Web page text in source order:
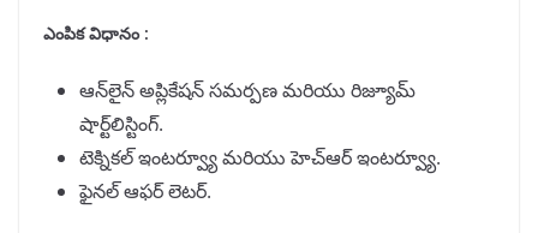
ఎంపిక విధానం :
ఆన్‌లైన్ అప్లికేషన్ సమర్పణ మరియు రిజ్యూమ్
షార్ట్‌లిస్టింగ్.
టెక్నికల్ ఇంటర్వ్యూ మరియు హెచ్‌ఆర్ ఇంటర్వ్యూ.
ఫైనల్ ఆఫర్ లెటర్.